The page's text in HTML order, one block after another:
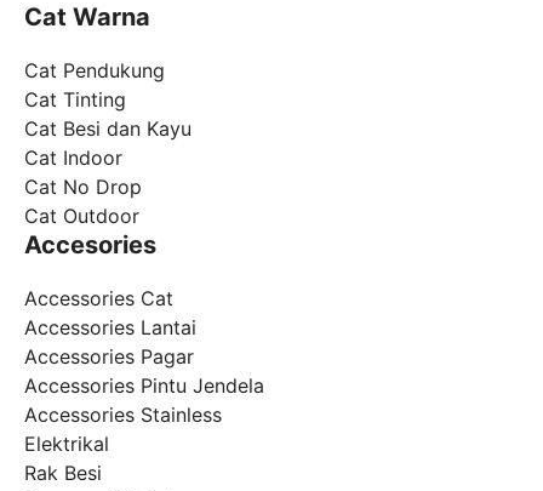
Cat Warna
Cat Pendukung
Cat Tinting
Cat Besi dan Kayu
Cat Indoor
Cat No Drop
Cat Outdoor
Accesories
Accessories Cat
Accessories Lantai
Accessories Pagar
Accessories Pintu Jendela
Accessories Stainless
Elektrikal
Rak Besi